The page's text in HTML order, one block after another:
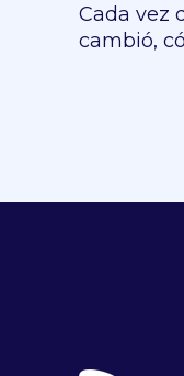
Cada vez
cambió,